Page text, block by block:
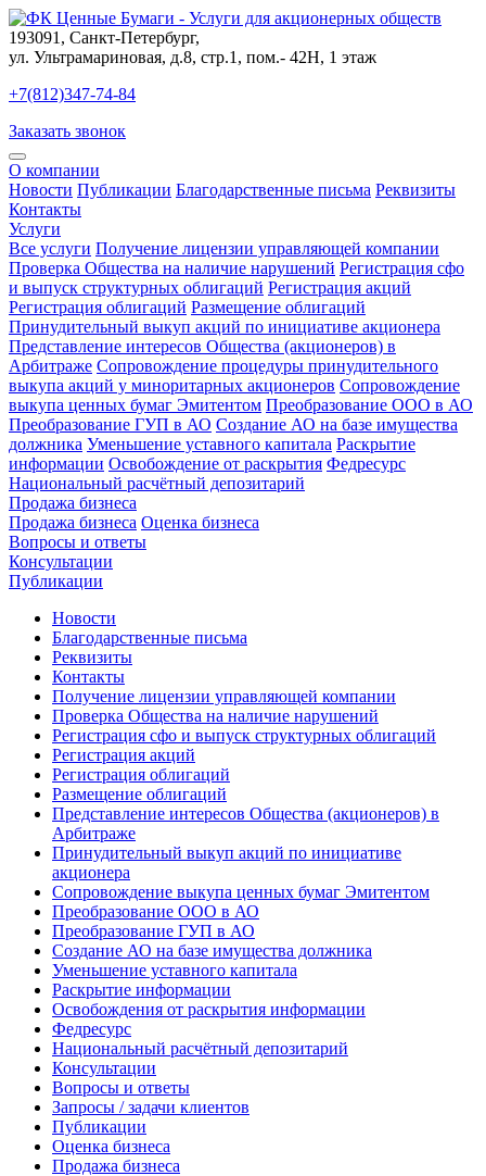
193091 , Санкт-Петербург,
ул. Ультрамариновая, д.8, стр.1, пом.- 42Н, 1 этаж
+7(812)347-74-84
Заказать звонок
О компании
Новости Публикации Благодарственные письма Реквизиты
Контакты
Услуги
Все услуги Получение лицензии управляющей компании
Проверка Общества на наличие нарушений Регистрация сфо
и выпуск структурных облигаций Регистрация акций
Регистрация облигаций Размещение облигаций
Принудительный выкуп акций по инициативе акционера
Представление интересов Общества (акционеров) в
Арбитраже Сопровождение процедуры принудительного
выкупа акций у миноритарных акционеров Сопровождение
выкупа ценных бумаг Эмитентом Преобразование ООО в АО
Преобразование ГУП в АО Создание АО на базе имущества
должника Уменьшение уставного капитала Раскрытие
информации Освобождение от раскрытия Федресурс
Национальный расчётный депозитарий
Продажа бизнеса
Продажа бизнеса Оценка бизнеса
Вопросы и ответы
Консультации
Публикации
Новости
Благодарственные письма
Реквизиты
Контакты
Получение лицензии управляющей компании
Проверка Общества на наличие нарушений
Регистрация сфо и выпуск структурных облигаций
Регистрация акций
Регистрация облигаций
Размещение облигаций
Представление интересов Общества (акционеров) в
Арбитраже
Принудительный выкуп акций по инициативе
акционера
Сопровождение выкупа ценных бумаг Эмитентом
Преобразование ООО в АО
Преобразование ГУП в АО
Создание АО на базе имущества должника
Уменьшение уставного капитала
Раскрытие информации
Освобождения от раскрытия информации
Федресурс
Национальный расчётный депозитарий
Консультации
Вопросы и ответы
Запросы / задачи клиентов
Публикации
Оценка бизнеса
Продажа бизнеса